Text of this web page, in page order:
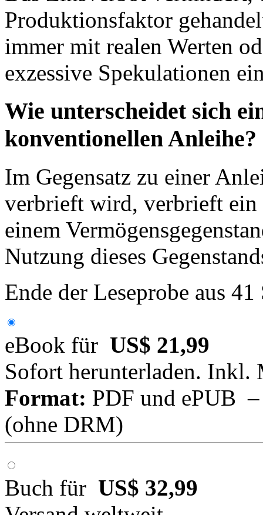
Produktionsfaktor
immer mit realen Werten
exzessive Spekulationen
Wie unterscheidet sich
konventionellen Anleihe?
Im Gegensatz zu einer
verbrieft wird, verbrieft ein
einem
Nutzung dieses
Ende der Leseprobe aus
eBook für US$ 21,99
Sofort herunterladen. Inkl.
Format: PDF und ePUB
(ohne DRM)
Buch für US$ 32,99